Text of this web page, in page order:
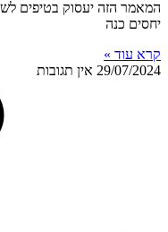
המאמר הזה יעסוק בטיפים
יחסים כנה
קרא עוד »
29/07/2024 אין תגובות